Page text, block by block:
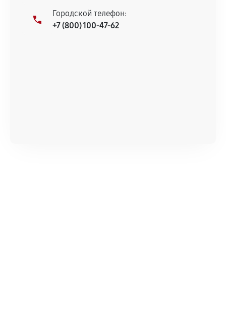
Городской телефон:
+7 (800) 100-47-62